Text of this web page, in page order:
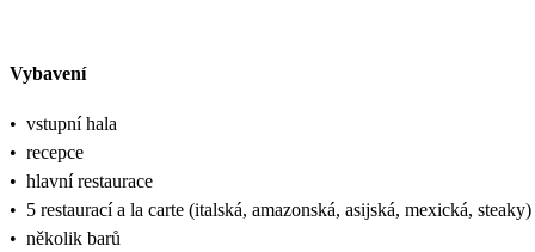
Vybavení
• vstupní hala
• recepce
• hlavní restaurace
• 5 restaurací a la carte (italská, amazonská, asijská, mexická, steaky)
• několik barů